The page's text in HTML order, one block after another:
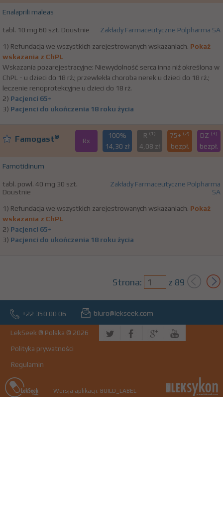
Enalaprili maleas
tabl. 10 mg 60 szt. Doustnie Zakłady Farmaceutyczne Polpharma SA
1) Refundacja we wszystkich zarejestrowanych wskazaniach. Pokaż
wskazania z ChPL
Wskazania pozarejestracyjne: Niewydolność serca inna niż określona w
ChPL - u dzieci do 18 rż.; przewlekła choroba nerek u dzieci do 18 rż.;
leczenie renoprotekcyjne u dzieci do 18 rż.
2) Pacjenci 65+
3) Pacjenci do ukończenia 18 roku życia
Famogast® Rx
100%
14,30 zł
R (1)
4,08 zł
75+ (2)
bezpł.
DZ (3)
bezpł.
Famotidinum
tabl. powl. 40 mg 30 szt.
Doustnie
Zakłady Farmaceutyczne Polpharma
SA
1) Refundacja we wszystkich zarejestrowanych wskazaniach. Pokaż
wskazania z ChPL
2) Pacjenci 65+
3) Pacjenci do ukończenia 18 roku życia
Strona: z 89
+22 350 00 06 biuro@lekseek.com
LekSeek ® Polska © 2026
Polityka prywatności
Regulamin
Wersja aplikacji: BUILD_LABEL